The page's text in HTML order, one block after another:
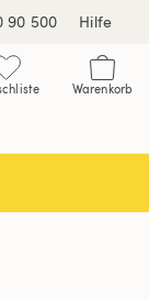
90 500 Hilfe
Warenkorb